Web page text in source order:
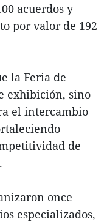
acuerdos y
por valor de 192
la Feria de
exhibición, sino
el intercambio
de
once
especializados,